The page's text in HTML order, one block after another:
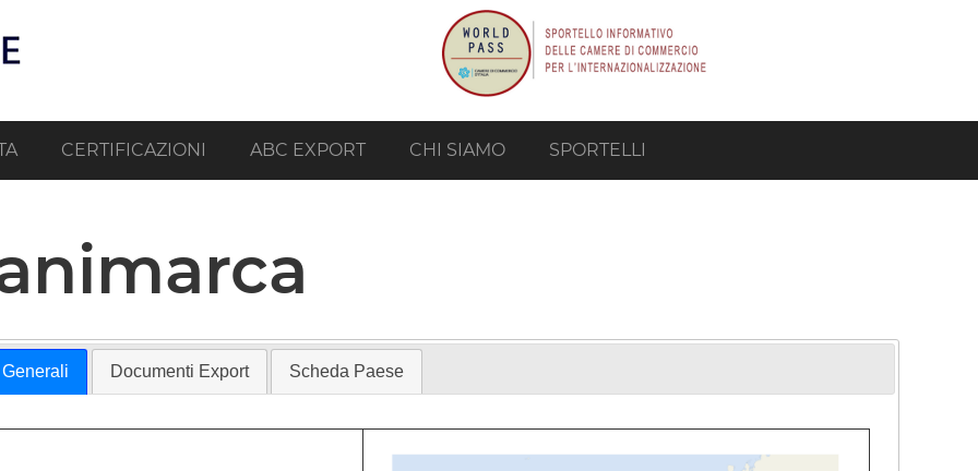
CERTIFICAZIONI ABC EXPORT CHI SIAMO SPORTELLI
Documenti Export Scheda Paese